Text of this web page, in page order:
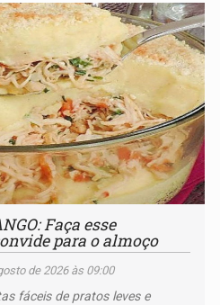
Faça esse
para o almoço
de 2026 às 09:00
fáceis de pratos leves e